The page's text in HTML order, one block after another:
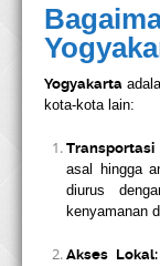
Yogyakarta
kota-kota lain:
Transportasi
asal hingga
diurus
kenyamanan
Akses Lokal: